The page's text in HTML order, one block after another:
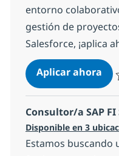
entorno
gestión de
Salesforce, ¡aplica
Aplicar ahora
Consultor/a SAP FI
Disponible en 3
Estamos buscando